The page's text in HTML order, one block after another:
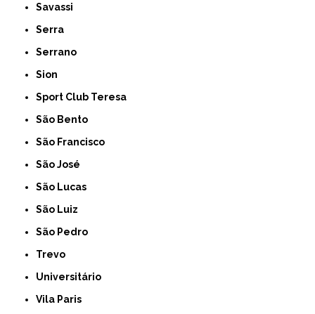
Savassi
Serra
Serrano
Sion
Sport Club Teresa
São Bento
São Francisco
São José
São Lucas
São Luiz
São Pedro
Trevo
Universitário
Vila Paris